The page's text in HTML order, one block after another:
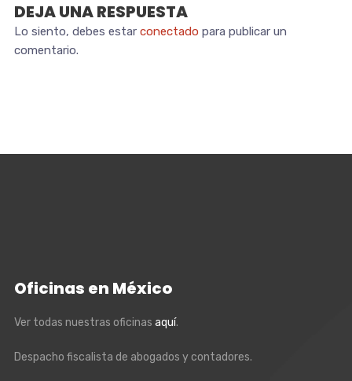
DEJA UNA RESPUESTA
Lo siento, debes estar conectado para publicar un
comentario.
Oficinas en México
Ver todas nuestras oficinas aquí.
Despacho fiscalista de abogados y contadores.